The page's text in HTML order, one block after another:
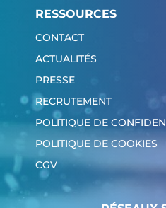
RESSOURCES
CONTACT
ACTUALITÉS
PRESSE
RECRUTEMENT
POLITIQUE DE
POLITIQUE DE COOKIES
CGV